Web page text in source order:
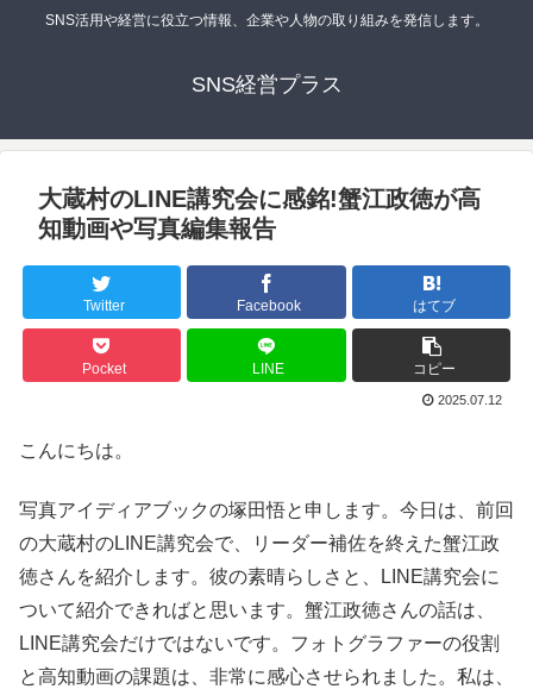
SNS活用や経営に役立つ情報、企業や人物の取り組みを発信します。
SNS経営プラス
大蔵村のLINE講究会に感銘!蟹江政徳が高
知動画や写真編集報告
Twitter Facebook はてブ
Pocket LINE コピー
2025.07.12
こんにちは。
写真アイディアブックの塚田悟と申します。今日は、前回
の大蔵村のLINE講究会で、リーダー補佐を終えた蟹江政
徳さんを紹介します。彼の素晴らしさと、LINE講究会に
ついて紹介できればと思います。蟹江政徳さんの話は、
LINE講究会だけではないです。フォトグラファーの役割
と高知動画の課題は、非常に感心させられました。私は、